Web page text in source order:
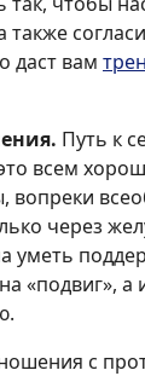
также
даст вам
Путь к
всем
вопреки
через
«подвиг»,
с